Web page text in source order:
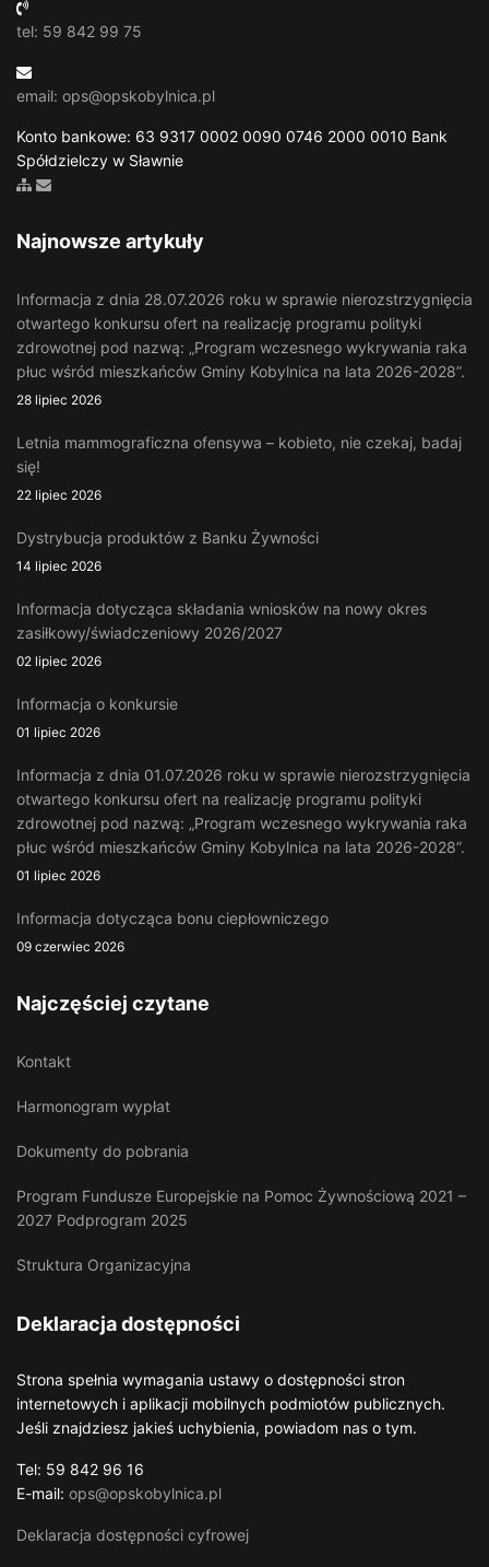
tel: 59 842 99 75
email: ops@opskobylnica.pl
Konto bankowe: 63 9317 0002 0090 0746 2000 0010 Bank
Spółdzielczy w Sławnie
Zobacz mapę strony
Wyślij email
Najnowsze artykuły
Informacja z dnia 28.07.2026 roku w sprawie nierozstrzygnięcia
otwartego konkursu ofert na realizację programu polityki
zdrowotnej pod nazwą: „Program wczesnego wykrywania raka
płuc wśród mieszkańców Gminy Kobylnica na lata 2026-2028”.
28 lipiec 2026
Letnia mammograficzna ofensywa – kobieto, nie czekaj, badaj
się!
22 lipiec 2026
Dystrybucja produktów z Banku Żywności
14 lipiec 2026
Informacja dotycząca składania wniosków na nowy okres
zasiłkowy/świadczeniowy 2026/2027
02 lipiec 2026
Informacja o konkursie
01 lipiec 2026
Informacja z dnia 01.07.2026 roku w sprawie nierozstrzygnięcia
otwartego konkursu ofert na realizację programu polityki
zdrowotnej pod nazwą: „Program wczesnego wykrywania raka
płuc wśród mieszkańców Gminy Kobylnica na lata 2026-2028”.
01 lipiec 2026
Informacja dotycząca bonu ciepłowniczego
09 czerwiec 2026
Najczęściej czytane
Kontakt
Harmonogram wypłat
Dokumenty do pobrania
Program Fundusze Europejskie na Pomoc Żywnościową 2021 –
2027 Podprogram 2025
Struktura Organizacyjna
Deklaracja dostępności
Strona spełnia wymagania ustawy o dostępności stron
internetowych i aplikacji mobilnych podmiotów publicznych.
Jeśli znajdziesz jakieś uchybienia, powiadom nas o tym.
Tel: 59 842 96 16
E-mail: ops@opskobylnica.pl
Deklaracja dostępności cyfrowej